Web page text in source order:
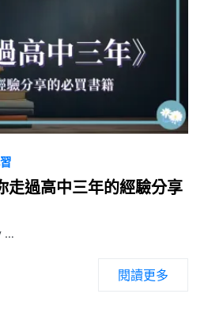
走過高中三年的經驗分享
…
閱讀更多